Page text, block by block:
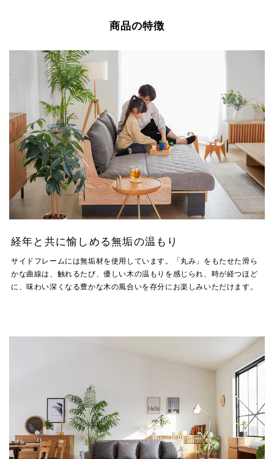
商品の特徴
経年と共に愉しめる無垢の温もり
サイドフレームには無垢材を使用しています。「丸み」をもたせた滑ら
かな曲線は、触れるたび、優しい木の温もりを感じられ、時が経つほど
に、味わい深くなる豊かな木の風合いを存分にお楽しみいただけます。